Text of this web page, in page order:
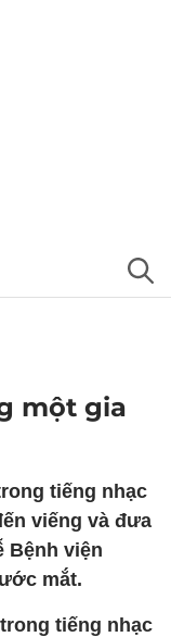
một gia
tiếng nhạc
viếng và đưa
Bệnh viện
mắt.
tiếng nhạc